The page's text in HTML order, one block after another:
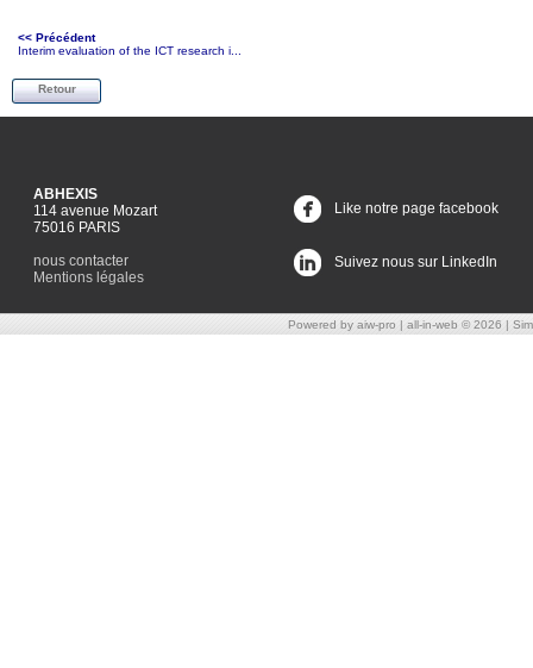
<< Précédent
Interim evaluation of the ICT research i...
Retour
ABHEXIS
114 avenue Mozart
75016 PARIS
nous contacter
Mentions légales
Like notre page facebook
Suivez nous sur LinkedIn
Powered by aiw-pro | all-in-web © 2026 |